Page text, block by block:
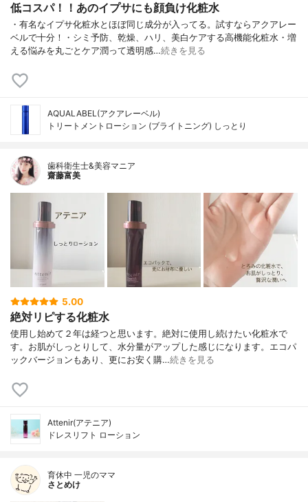
低コスパ！！あのイプサにも顔負け化粧水
・有名なイプサ化粧水とほぼ同じ成分が入ってる。試すならアクアレー
ベルで十分！・シミ予防、乾燥、ハリ、美白ケアする高機能化粧水・増
える悩みを丸ごとケア潤って透明感…続きを見る
AQUALABEL(アクアレーベル)
トリートメントローション (ブライトニング) しっとり
歯科衛生士&美容マニア
齋藤富美
5.00
絶対リピする化粧水
使用し始めて２年は経つと思います。絶対に使用し続けたい化粧水で
す。お肌がしっとりして、水分量がアップした感じになります。エコパ
ックバージョンもあり、更にお安く購…続きを見る
Attenir(アテニア)
ドレスリフト ローション
育休中 一児のママ
さとめけ